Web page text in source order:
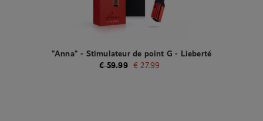
"Anna" - Stimulateur de point G - Lieberté
€59.99 € 27.99